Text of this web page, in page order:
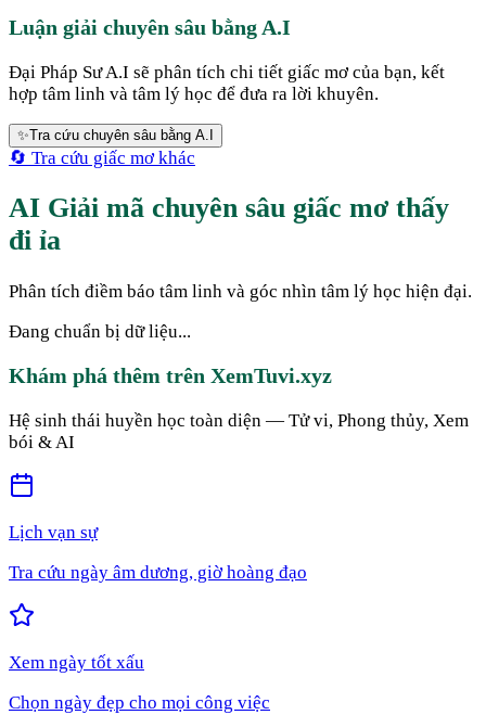
Luận giải chuyên sâu bằng A.I
Đại Pháp Sư A.I sẽ phân tích chi tiết giấc mơ của bạn, kết
hợp tâm linh và tâm lý học để đưa ra lời khuyên.
✨Tra cứu chuyên sâu bằng A.I
🔄 Tra cứu giấc mơ khác
AI Giải mã chuyên sâu giấc mơ thấy
đi ỉa
Phân tích điềm báo tâm linh và góc nhìn tâm lý học hiện đại.
Đang chuẩn bị dữ liệu...
Khám phá thêm trên XemTuvi.xyz
Hệ sinh thái huyền học toàn diện — Tử vi, Phong thủy, Xem
bói & AI
Lịch vạn sự
Tra cứu ngày âm dương, giờ hoàng đạo
Xem ngày tốt xấu
Chọn ngày đẹp cho mọi công việc